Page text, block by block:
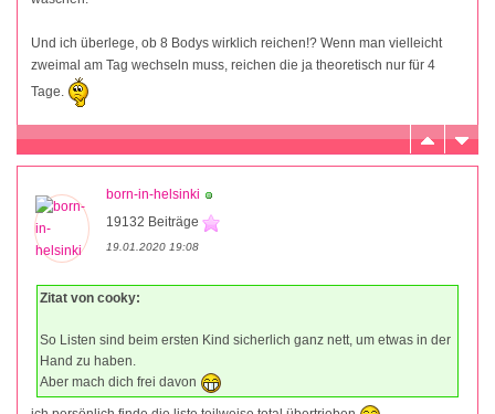
Und ich überlege, ob 8 Bodys wirklich reichen!? Wenn man vielleicht
zweimal am Tag wechseln muss, reichen die ja theoretisch nur für 4
Tage.
born-in-helsinki
19132 Beiträge
19.01.2020 19:08
Zitat von cooky:
So Listen sind beim ersten Kind sicherlich ganz nett, um etwas in der
Hand zu haben.
Aber mach dich frei davon